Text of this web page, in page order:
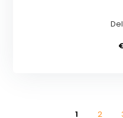
1 2